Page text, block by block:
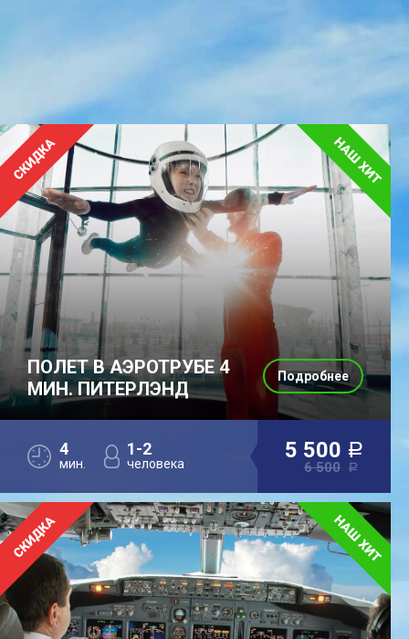
ПОЛЕТ В АЭРОТРУБЕ 4
МИН. ПИТЕРЛЭНД
4
мин.
1-2
человека
5 500 a
6 500 a
Подробнее